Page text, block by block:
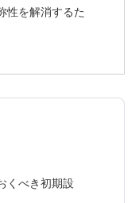
性を解消するた
くべき初期設